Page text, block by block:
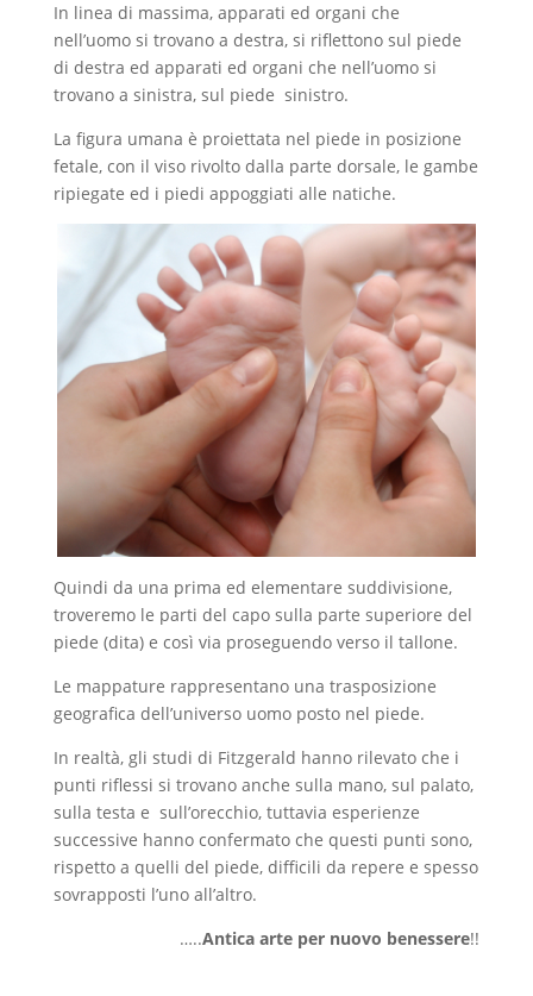
In linea di massima, apparati ed organi che
nell’uomo si trovano a destra, si riflettono sul piede
di destra ed apparati ed organi che nell’uomo si
trovano a sinistra, sul piede sinistro.
La figura umana è proiettata nel piede in posizione
fetale, con il viso rivolto dalla parte dorsale, le gambe
ripiegate ed i piedi appoggiati alle natiche.
Quindi da una prima ed elementare suddivisione,
troveremo le parti del capo sulla parte superiore del
piede (dita) e così via proseguendo verso il tallone.
Le mappature rappresentano una trasposizione
geografica dell’universo uomo posto nel piede.
In realtà, gli studi di Fitzgerald hanno rilevato che i
punti riflessi si trovano anche sulla mano, sul palato,
sulla testa e sull’orecchio, tuttavia esperienze
successive hanno confermato che questi punti sono,
rispetto a quelli del piede, difficili da repere e spesso
sovrapposti l’uno all’altro.
…..Antica arte per nuovo benessere!!